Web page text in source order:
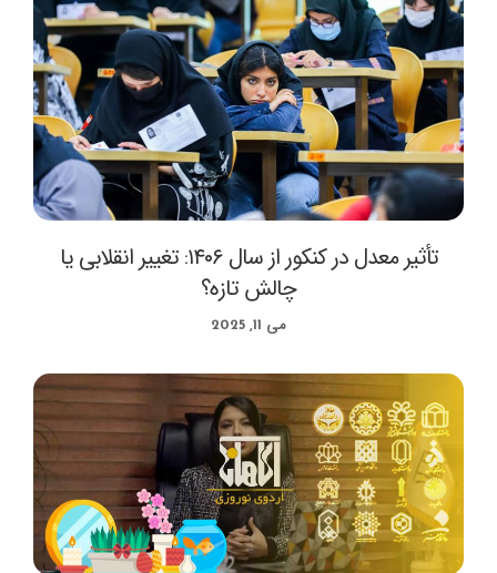
تأثیر معدل در کنکور از سال ۱۴۰۶: تغییر انقلابی یا
چالش تازه؟
می 11, 2025